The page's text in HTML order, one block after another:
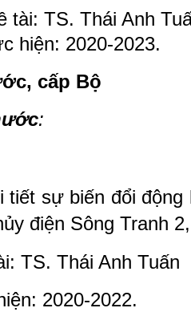
tài: TS. Thái Anh
hiện: 2020-2023.
cấp Bộ
:
tiết sự biến đổi
điện Sông Tranh
TS. Thái Anh Tuấn
2020-2022.